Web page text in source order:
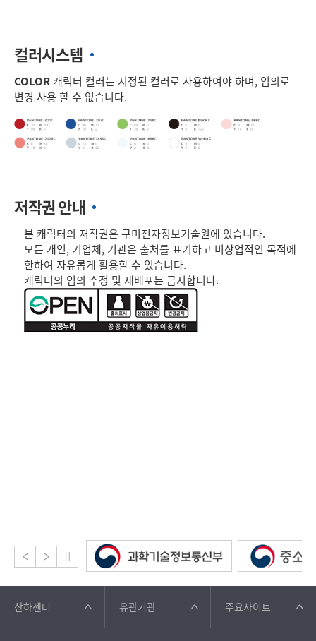
컬러시스템
COLOR 캐릭터 컬러는 지정된 컬러로 사용하여야 하며, 임의로
변경 사용 할 수 없습니다.
저작권 안내
본 캐릭터의 저작권은 구미전자정보기술원에 있습니다.
모든 개인, 기업체, 기관은 출처를 표기하고 비상업적인 목적에
한하여 자유롭게 활용할 수 있습니다.
캐릭터의 임의 수정 및 재배포는 금지합니다.
산하센터 유관기관 주요사이트